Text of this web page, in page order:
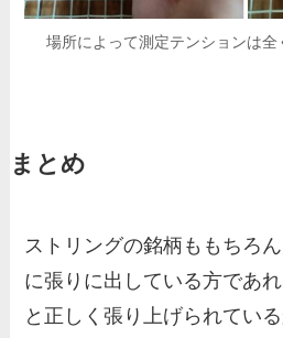
場所によって測定テンションは
まとめ
ストリングの銘柄ももちろ
に張りに出している方であ
と正しく張り上げられてい